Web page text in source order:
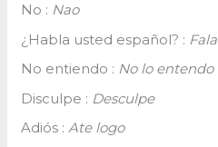
No : Nao
¿Habla usted español? :
No entiendo : No lo entendo
Disculpe : Desculpe
Adiós :Ate logo